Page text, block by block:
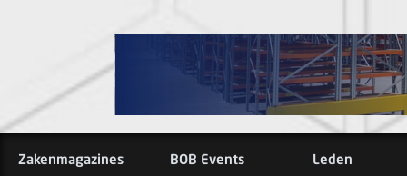
Zakenmagazines BOB Events Leden